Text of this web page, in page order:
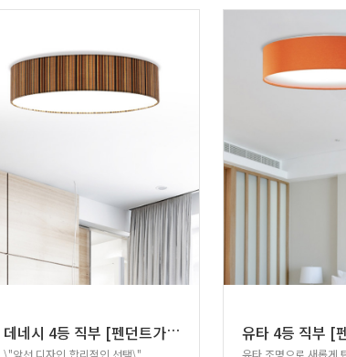
데
네시 4등 직부 [펜던트가능] 유타 4등 직부 [